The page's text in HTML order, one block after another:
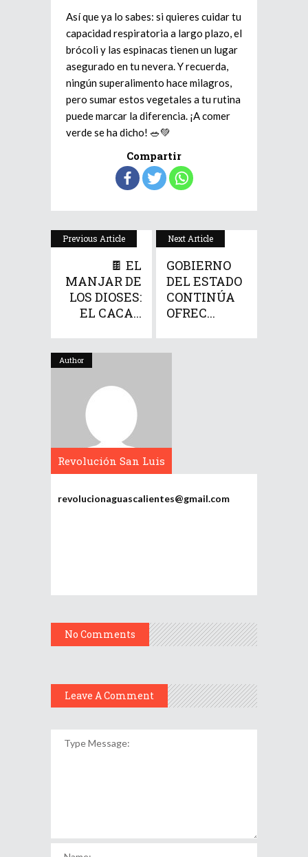
Así que ya lo sabes: si quieres cuidar tu
capacidad respiratoria a largo plazo, el
brócoli y las espinacas tienen un lugar
asegurado en tu nevera. Y recuerda,
ningún superalimento hace milagros,
pero sumar estos vegetales a tu rutina
puede marcar la diferencia. ¡A comer
verde se ha dicho! 🥗💚
Compartir
Previous Article
🍫 EL
MANJAR DE
LOS DIOSES:
EL CACA...
Next Article
GOBIERNO
DEL ESTADO
CONTINÚA
OFREC...
Author
Revolución San Luis
revolucionaguascalientes@gmail.com
No Comments
Leave A Comment